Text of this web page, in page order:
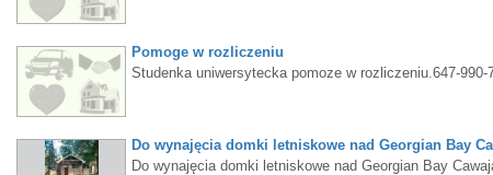
Pomoge w rozliczeniu
Studenka uniwersytecka pomoze w rozliczeniu.647-990-
Do wynajęcia domki letniskowe nad Georgian Bay
Do wynajęcia domki letniskowe nad Georgian Bay